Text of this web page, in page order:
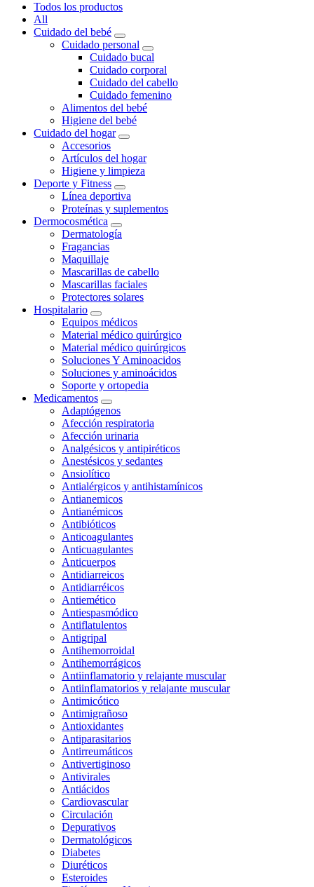
Todos los productos
All
Cuidado del bebé
Cuidado personal
Cuidado bucal
Cuidado corporal
Cuidado del cabello
Cuidado femenino
Alimentos del bebé
Higiene del bebé
Cuidado del hogar
Accesorios
Artículos del hogar
Higiene y limpieza
Deporte y Fitness
Línea deportiva
Proteínas y suplementos
Dermocosmética
Dermatología
Fragancias
Maquillaje
Mascarillas de cabello
Mascarillas faciales
Protectores solares
Hospitalario
Equipos médicos
Material médico quirúrgico
Material médico quirúrgicos
Soluciones Y Aminoacidos
Soluciones y aminoácidos
Soporte y ortopedia
Medicamentos
Adaptógenos
Afección respiratoria
Afección urinaria
Analgésicos y antipiréticos
Anestésicos y sedantes
Ansiolítico
Antialérgicos y antihistamínicos
Antianemicos
Antianémicos
Antibióticos
Anticoagulantes
Anticuagulantes
Anticuerpos
Antidiarreicos
Antidiarréicos
Antiemético
Antiespasmódico
Antiflatulentos
Antigripal
Antihemorroidal
Antihemorrágicos
Antiinflamatorio y relajante muscular
Antiinflamatorios y relajante muscular
Antimicótico
Antimigrañoso
Antioxidantes
Antiparasitarios
Antirreumáticos
Antivertiginoso
Antivirales
Antiácidos
Cardiovascular
Circulación
Depurativos
Dermatológicos
Diabetes
Diuréticos
Esteroides